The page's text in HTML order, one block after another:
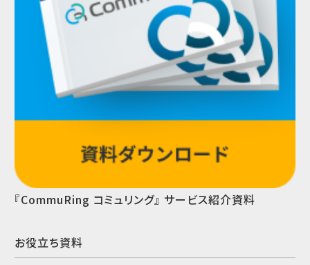
『CommuRing コミュリング』 サービス紹介資料
お役立ち資料